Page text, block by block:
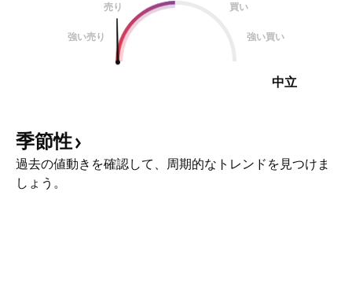
売り
買い
強い売り 強い買い
中立
季節性
過去の値動きを確認して、周期的なトレンドを見つけま
しょう。